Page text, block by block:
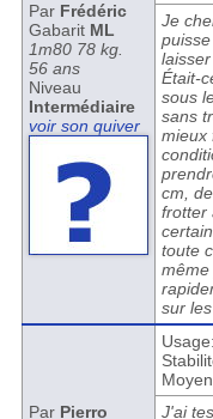
Par Frédéric
Gabarit ML
1m80 78 kg.
56 ans
Niveau
Intermédiaire
voir son quiver
Je
Était-
sous
sans
mieux
cm,
frotter
toute
même
sur
Par Pierro
J'ai